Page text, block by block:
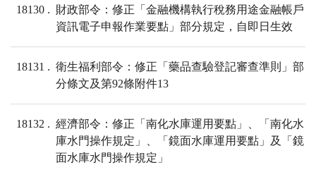
18130
財政部令：修正「金融機構執行稅務用途金融帳戶
資訊電子申報作業要點」部分規定，自即日生效
18131
衛生福利部令：修正「藥品查驗登記審查準則」部
分條文及第92條附件13
18132
經濟部令：修正「南化水庫運用要點」、「南化水
庫水門操作規定」、「鏡面水庫運用要點」及「鏡
面水庫水門操作規定」